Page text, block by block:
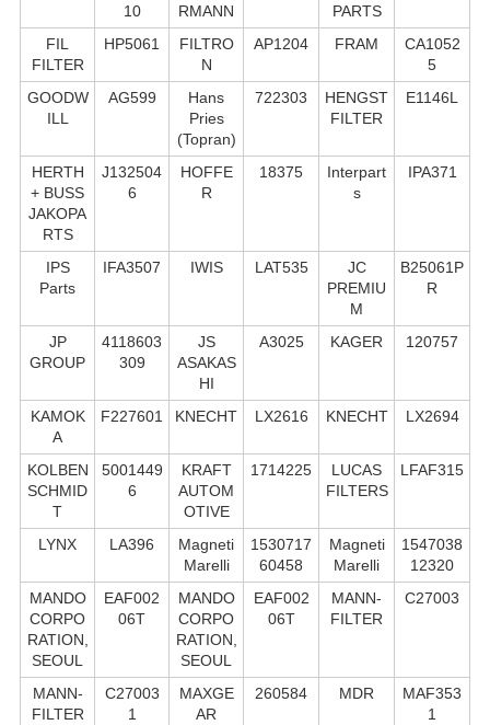
10 RMANN
PARTS
FIL
FILTER
HP5061
FILTRO
N
AP1204 FRAM
CA1052
5
GOODW
ILL
AG599
Hans
Pries
(Topran)
722303
HENGST
FILTER
E1146L
HERTH
+ BUSS
JAKOPA
RTS
J132504
6
HOFFE
R
18375
Interpart
s
IPA371
IPS
Parts
IFA3507 IWIS LAT535
JC
PREMIU
M
B25061P
R
JP
GROUP
4118603
309
JS
ASAKAS
HI
A3025 KAGER 120757
KAMOK
A
F227601 KNECHT LX2616 KNECHT LX2694
KOLBEN
SCHMID
T
5001449
6
KRAFT
AUTOM
OTIVE
1714225
LUCAS
FILTERS
LFAF315
LYNX LA396
Magneti
Marelli
1530717
60458
Magneti
Marelli
1547038
12320
MANDO
CORPO
RATION,
SEOUL
EAF002
06T
MANDO
CORPO
RATION,
SEOUL
EAF002
06T
MANN-
FILTER
C27003
MANN-
FILTER
C27003
1
MAXGE
AR
260584 MDR
MAF353
1